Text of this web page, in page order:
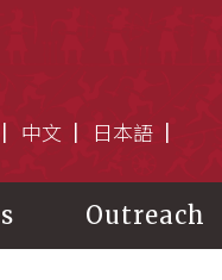
中文 日本語
Outreach